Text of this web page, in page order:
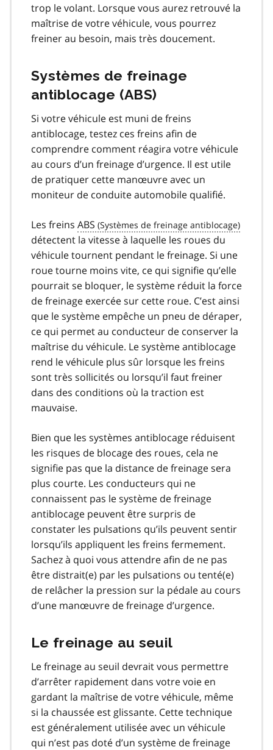
trop le volant. Lorsque vous aurez retrouvé la
maîtrise de votre véhicule, vous pourrez
freiner au besoin, mais très doucement.
Systèmes de freinage
antiblocage (ABS)
Si votre véhicule est muni de freins
antiblocage, testez ces freins afin de
comprendre comment réagira votre véhicule
au cours d’un freinage d’urgence. Il est utile
de pratiquer cette manœuvre avec un
moniteur de conduite automobile qualifié.
Les freins ABS
détectent la vitesse à laquelle les roues du
véhicule tournent pendant le freinage. Si une
roue tourne moins vite, ce qui signifie qu’elle
pourrait se bloquer, le système réduit la force
de freinage exercée sur cette roue. C’est ainsi
que le système empêche un pneu de déraper,
ce qui permet au conducteur de conserver la
maîtrise du véhicule. Le système antiblocage
rend le véhicule plus sûr lorsque les freins
sont très sollicités ou lorsqu’il faut freiner
dans des conditions où la traction est
mauvaise.
Bien que les systèmes antiblocage réduisent
les risques de blocage des roues, cela ne
signifie pas que la distance de freinage sera
plus courte. Les conducteurs qui ne
connaissent pas le système de freinage
antiblocage peuvent être surpris de
constater les pulsations qu’ils peuvent sentir
lorsqu’ils appliquent les freins fermement.
Sachez à quoi vous attendre afin de ne pas
être distrait(e) par les pulsations ou tenté(e)
de relâcher la pression sur la pédale au cours
d’une manœuvre de freinage d’urgence.
Le freinage au seuil
Le freinage au seuil devrait vous permettre
d’arrêter rapidement dans votre voie en
gardant la maîtrise de votre véhicule, même
si la chaussée est glissante. Cette technique
est généralement utilisée avec un véhicule
qui n’est pas doté d’un système de freinage